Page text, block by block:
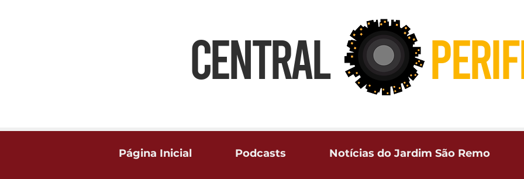
CENTRAL
Página Inicial Podcasts Notícias do Jardim São Remo